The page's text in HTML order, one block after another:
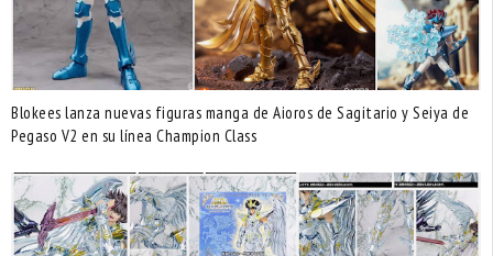
Blokees lanza nuevas figuras manga de Aioros de Sagitario y Seiya de
Pegaso V2 en su línea Champion Class